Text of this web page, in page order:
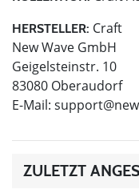
HERSTELLER: Craft
New Wave GmbH
Geigelsteinstr. 10
83080 Oberaudorf
E-Mail:
ZULETZT